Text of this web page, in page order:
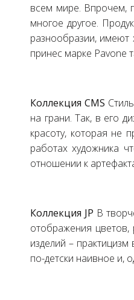
всем мире. Впрочем,
многое другое.
разнообразии,
принес марке Pavone
Коллекция CMS
на грани. Так, в его
красоту, которая не
работах художника
отношении к
Коллекция JP В
отображения
изделий –
по-детски наивное и,